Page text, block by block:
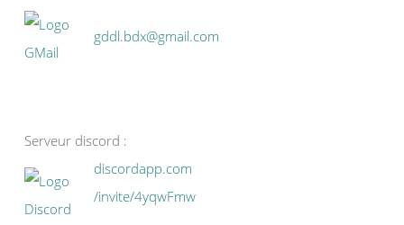
gddl.bdx@gmail.com
Serveur discord :
discordapp.com
/invite/4yqwFmw